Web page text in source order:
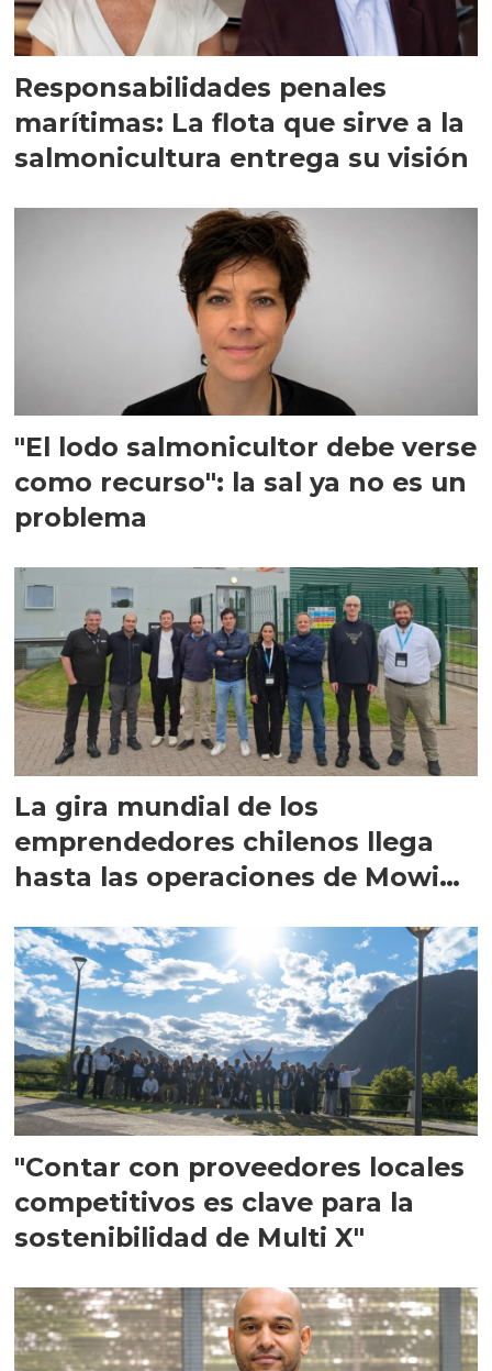
Responsabilidades penales
marítimas: La flota que sirve a la
salmonicultura entrega su visión
"El lodo salmonicultor debe verse
como recurso": la sal ya no es un
problema
La gira mundial de los
emprendedores chilenos llega
hasta las operaciones de Mowi
"Contar con proveedores locales
competitivos es clave para la
sostenibilidad de Multi X"